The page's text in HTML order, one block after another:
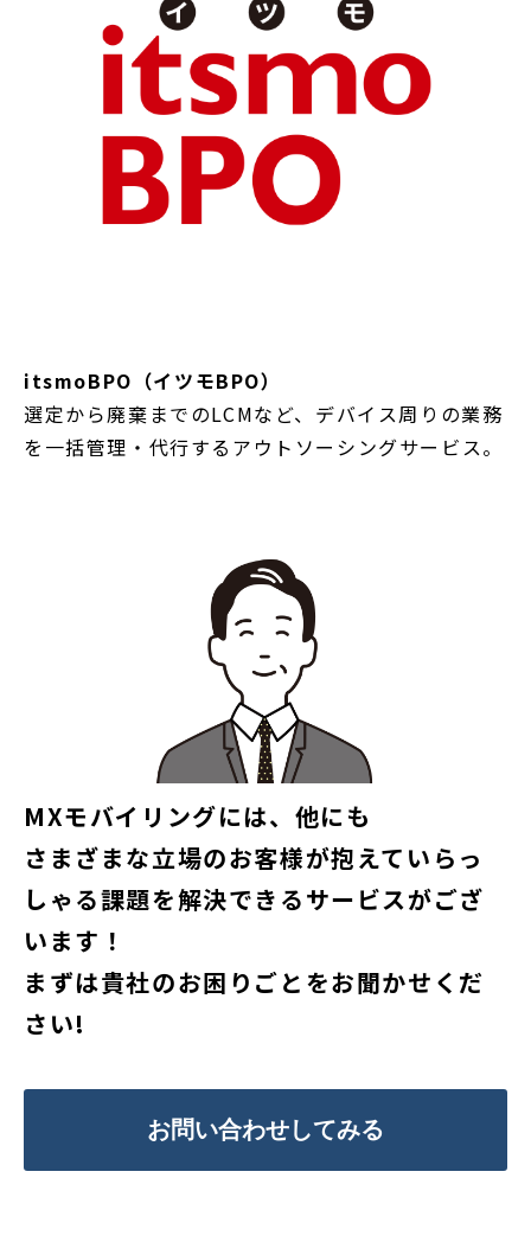
itsmoBPO（イツモBPO）
選定から廃棄までのLCMなど、デバイス周りの業務
を一括管理・代行するアウトソーシングサービス。
MXモバイリングには、他にも
さまざまな立場のお客様が抱えていらっ
しゃる課題を解決できるサービスがござ
います！
まずは貴社のお困りごとをお聞かせくだ
さい!
お問い合わせしてみる